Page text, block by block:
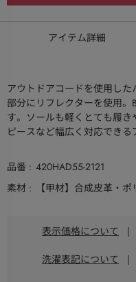
アイテム詳細
アウトドアコードを使用し
部分にリフレクターを使用。
す。ソールも軽くとても履
ピースなど幅広く対応できる
品番
420HAD55-2121
素材
【甲材】合成皮革・
表示価格について |
洗濯表記について |